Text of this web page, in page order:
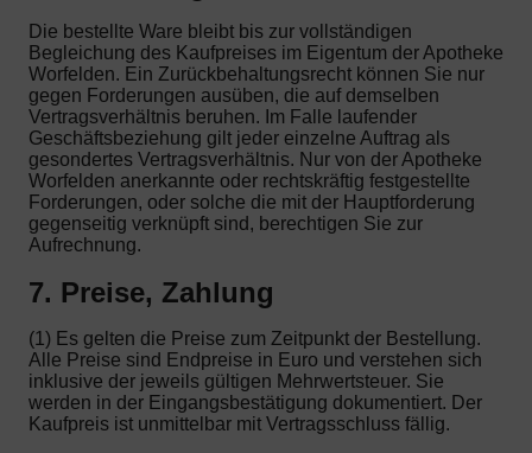
Die bestellte Ware bleibt bis zur vollständigen
Begleichung des Kaufpreises im Eigentum der Apotheke
Worfelden. Ein Zurückbehaltungsrecht können Sie nur
gegen Forderungen ausüben, die auf demselben
Vertragsverhältnis beruhen. Im Falle laufender
Geschäftsbeziehung gilt jeder einzelne Auftrag als
gesondertes Vertragsverhältnis. Nur von der Apotheke
Worfelden anerkannte oder rechtskräftig festgestellte
Forderungen, oder solche die mit der Hauptforderung
gegenseitig verknüpft sind, berechtigen Sie zur
Aufrechnung.
7. Preise, Zahlung
(1) Es gelten die Preise zum Zeitpunkt der Bestellung.
Alle Preise sind Endpreise in Euro und verstehen sich
inklusive der jeweils gültigen Mehrwertsteuer. Sie
werden in der Eingangsbestätigung dokumentiert. Der
Kaufpreis ist unmittelbar mit Vertragsschluss fällig.